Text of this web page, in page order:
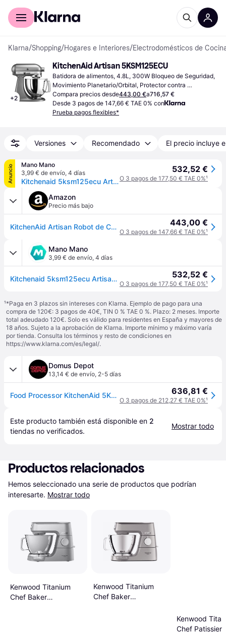
Comprar con Klarna
Klarna/Shopping/Hogares e Interiores/Electrodomésticos de
+2
KitchenAid Artisan 5KSM125ECU
Batidora de alimentos, 4.8L, 300W Bloqueo de Seguridad,
Movimiento Planetario/Orbital, Protector contra
Salpicaduras, Piezas Aptas para Lavavajillas
Compara precios desde443,00 €a716,57 €
Desde 3 pagos de 147,66 € TAE 0% con
Prueba pagos flexibles*
Versiones Recomendado El precio incluye
Anuncio
Mano Mano
3,99 € de envío, 4 días
Kitchenaid 5ksm125ecu Artisan Robot De Cocina Gris Plata
532,52 €
O 3 pagos de 177,50 € TAE 0%¹
Amazon
Precio más bajo
KitchenAid Artisan Robot de Cocina Amasadora 4,7L Plata moldeado 443,00 €
O 3 pagos de 147,66 € TAE 0%¹
Mano Mano
3,99 € de envío, 4 días
Kitchenaid 5ksm125ecu Artisan Robot De Cocina Gris Plata 532,52 €
O 3 pagos de 177,50 € TAE 0%¹
¹*Paga en 3 plazos sin intereses con Klarna. Ejemplo de pago para una
compra de 120€: 3 pagos de 40€, TIN 0 % TAE 0 %. Plazo: 2 meses. Importe
total adeudado 120€. Solo es válido para residentes en España y mayores de
18 años. Sujeto a la aprobación de Klarna. Importe mínimo y máximo varía
por tienda. Consulta los términos y resto de condiciones en
https://www.klarna.com/es/legal/.
Domus Depot
13,14 € de envío, 2-5 días
Food Processor KitchenAid 5KSM125ECU Silver 300 W 4,8 L 636,81 €
O 3 pagos de 212,27 € TAE 0%¹
Este producto también está disponible en 2
tiendas no verificados.
Mostrar todo
Productos relacionados
Hemos seleccionado una serie de productos que podrían
interesarte. Mostrar todo
Kenwood Titanium
Chef Baker
Kenwood Titanium
Chef Baker
Kenwood
Chef Patissier